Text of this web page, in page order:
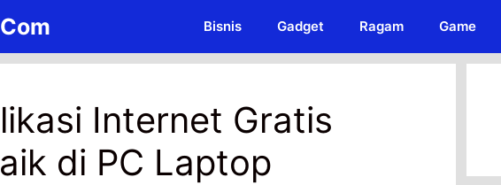
Bisnis Gadget Ragam Game
Internet Gratis
di PC Laptop